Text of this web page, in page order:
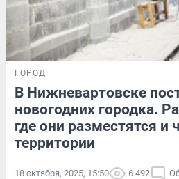
ГОРОД
В Нижневартовске
новогодних городка.
где они разместятся и
территории
18 октября, 2025, 15:50 6 492